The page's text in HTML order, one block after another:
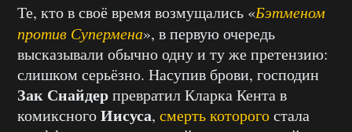
Те, кто в своё время возмущались «Бэтменом
против Супермена», в первую очередь
высказывали обычно одну и ту же претензию:
слишком серьёзно. Насупив брови, господин
Зак Снайдерпревратил Кларка Кента в
комиксногоИисуса, смерть которогостала